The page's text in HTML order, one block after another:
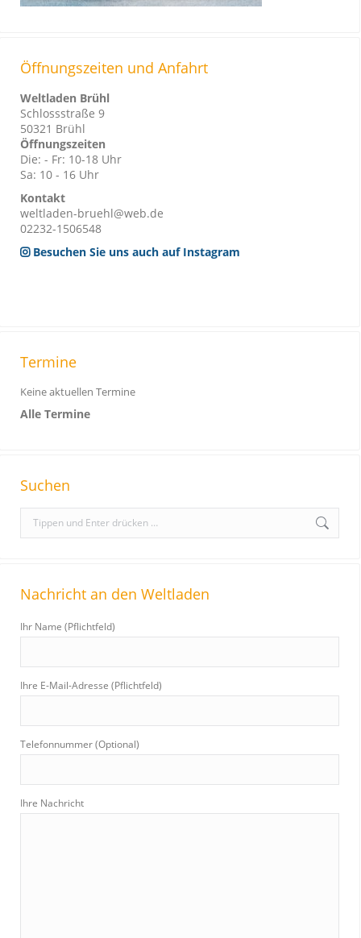
Öffnungszeiten und Anfahrt
Weltladen Brühl
Schlossstraße 9
50321 Brühl
Öffnungszeiten
Die: - Fr: 10-18 Uhr
Sa: 10 - 16 Uhr
Kontakt
weltladen-bruehl@web.de
02232-1506548
Besuchen Sie uns auch auf Instagram
Termine
Keine aktuellen Termine
Alle Termine
Suchen
e
c
:
Nachricht an den Weltladen
Ihr Name (Pflichtfeld)
Ihre E-Mail-Adresse (Pflichtfeld)
Telefonnummer (Optional)
Ihre Nachricht